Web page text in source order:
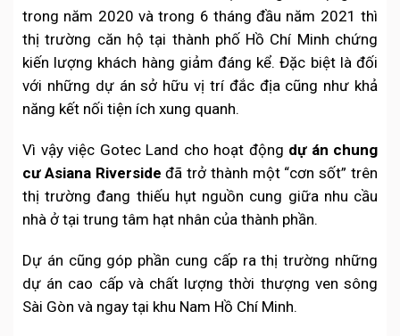
trong năm 2020 và trong 6 tháng đầu năm 2021 thì
thị trường căn hộ tại thành phố Hồ Chí Minh chứng
kiến lượng khách hàng giảm đáng kể. Đặc biệt là đối
với những dự án sở hữu vị trí đắc địa cũng như khả
năng kết nối tiện ích xung quanh.
Vì vậy việc Gotec Land cho hoạt động dự án chung
cư Asiana Riverside đã trở thành một “cơn sốt” trên
thị trường đang thiếu hụt nguồn cung giữa nhu cầu
nhà ở tại trung tâm hạt nhân của thành phần.
Dự án cũng góp phần cung cấp ra thị trường những
dự án cao cấp và chất lượng thời thượng ven sông
Sài Gòn và ngay tại khu Nam Hồ Chí Minh.